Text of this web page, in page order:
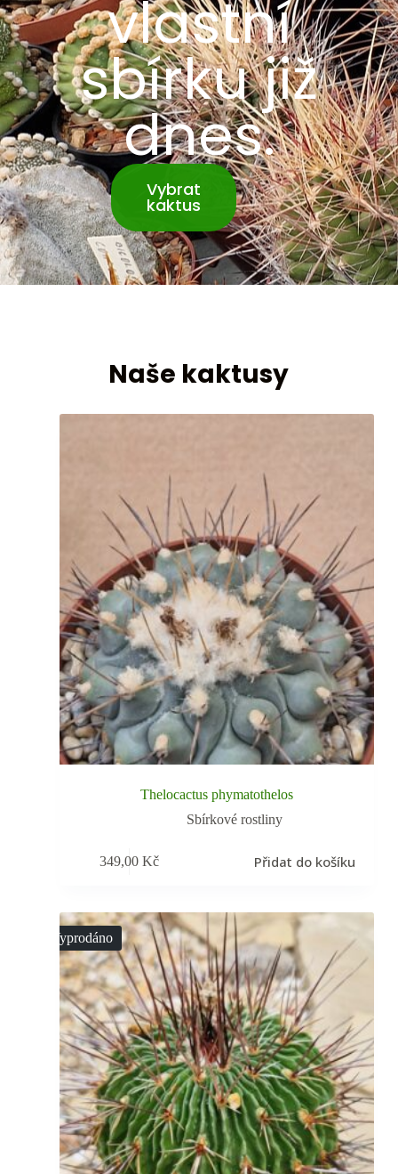
vlastní
sbírku již
dnes.
Vybrat
kaktus
Naše kaktusy
Thelocactus phymatothelos
Sbírkové rostliny
349,00 Kč Přidat do košíku
Vyprodáno